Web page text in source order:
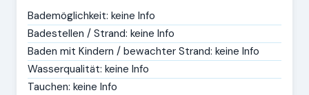
Bademöglichkeit: keine Info
Badestellen / Strand: keine Info
Baden mit Kindern / bewachter Strand: keine Info
Wasserqualität: keine Info
Tauchen: keine Info